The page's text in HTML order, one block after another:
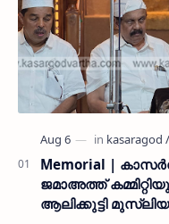
Memorial |
ജമാഅത്ത്
ആലിക്കുട്ടി